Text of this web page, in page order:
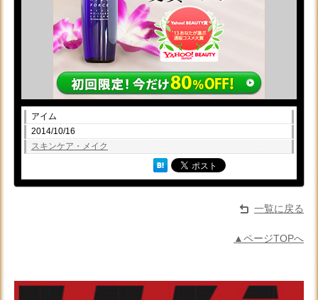
アイム
2014/10/16
スキンケア・メイク
一覧に戻る
▲ページTOPへ